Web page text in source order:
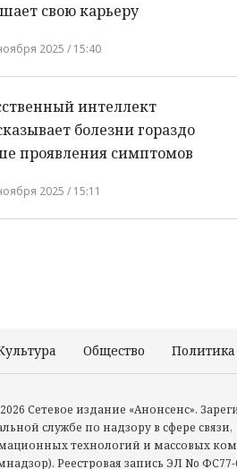
свою карьеру
2025 / 15:40
интеллект
болезни гораздо
проявления симптомов
2025 / 15:11
Общество Политика
Сетевое издание «Анонсенс».
службе по надзору в сфере связи,
технологий и массовых
Реестровая запись ЭЛ No ФС77-